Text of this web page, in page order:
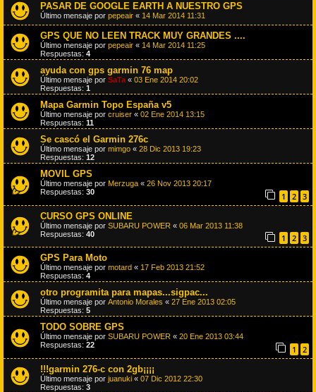
PASAR DE GOOGLE EARTH A NUESTRO GPS
Último mensaje por pepeair « 14 Mar 2014 11:31
GPS QUE NO LEEN TRACK MUY GRANDES ....
Último mensaje por pepeair « 14 Mar 2014 11:25
Respuestas: 4
ayuda con gps garmin 76 map
Último mensaje por SaTa « 03 Ene 2014 20:02
Respuestas: 1
Mapa Garmin Topo España v5
Último mensaje por cruiser « 02 Ene 2014 13:15
Respuestas: 11
Se cascó el Garmin 276c
Último mensaje por mimgo « 28 Dic 2013 19:23
Respuestas: 12
MOVIL GPS
Último mensaje por Merzuga « 26 Nov 2013 20:17
Respuestas: 30 1 2 3
CURSO GPS ONLINE
Último mensaje por SUBARU POWER « 06 Mar 2013 11:38
Respuestas: 40 1 2 3
GPS Para Moto
Último mensaje por motard « 17 Feb 2013 21:52
Respuestas: 4
otro programita para mapas...sigpac...
Último mensaje por Antonio Morales « 27 Ene 2013 02:05
Respuestas: 5
TODO SOBRE GPS
Último mensaje por SUBARU POWER « 20 Ene 2013 03:44
Respuestas: 22 1
2
!!!garmin 276-c con 2gb¡¡¡¡
Último mensaje por juanuki « 07 Dic 2012 22:30
Respuestas: 3